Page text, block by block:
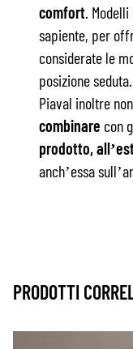
comfort.
sapiente, per
considerate le
posizione seduta.
Piaval inoltre
combinare con
prodotto,
anch’essa
PRODOTTI